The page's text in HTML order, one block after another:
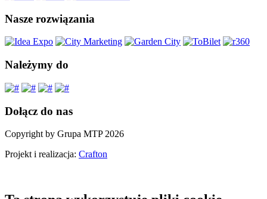
Nasze rozwiązania
Należymy do
Dołącz do nas
Copyright by Grupa MTP 2026
Projekt i realizacja: Crafton